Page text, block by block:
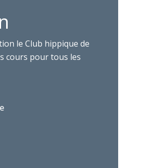
le Club hippique de
cours pour tous les